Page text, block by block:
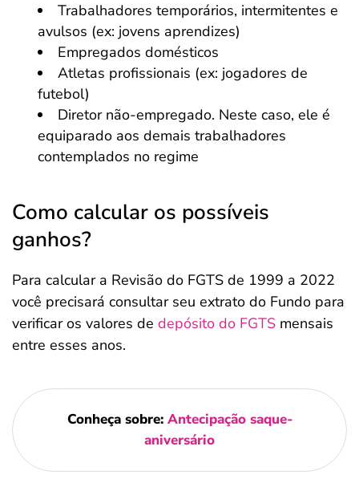
Trabalhadores temporários, intermitentes e
avulsos (ex: jovens aprendizes)
Empregados domésticos
Atletas profissionais (ex: jogadores de
futebol)
Diretor não-empregado. Neste caso, ele é
equiparado aos demais trabalhadores
contemplados no regime
Como calcular os possíveis
ganhos?
Para calcular a Revisão do FGTS de 1999 a 2022
você precisará consultar seu extrato do Fundo para
verificar os valores de depósito do FGTS mensais
entre esses anos.
Conheça sobre: Antecipação saque-
aniversário